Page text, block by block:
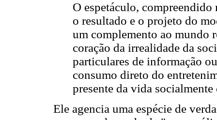
O espetáculo, compreendido
o resultado e o projeto do
um complemento ao mundo
coração da irrealidade da
particulares de informação
consumo direto do
presente da vida
Ele agencia uma espécie de